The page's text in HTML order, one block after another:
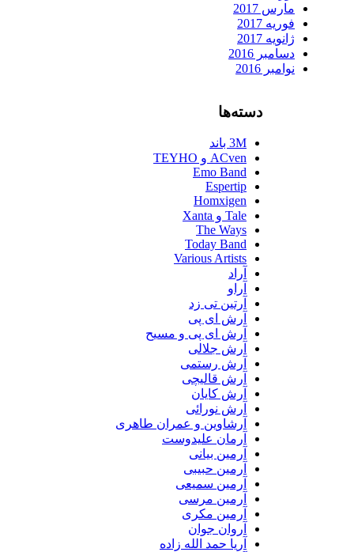
مارس 2017
دسامبر 2016
ACven و TEYHO
Emo Band
Espertip
Homxigen
The Ways
Today Band
Various Artists
آرتین تی زد
آرش ای پی
آرش ای پی و مسیح
آرش جلالی
آرش رستمی
آرش قالیچی
آرش کایان
آرش نورائی
آرشاوین و عمران طاهری
آرمان علیدوست
آرمین بیانی
آرمین حبیبی
آرمین سمیعی
آرمین مرسی
آرمین مکری
آروان جوان
آریا حمد الله زاده